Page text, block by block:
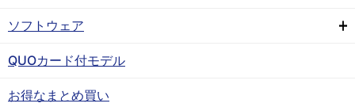
ソフトウェア
QUOカード付モデル
お得なまとめ買い